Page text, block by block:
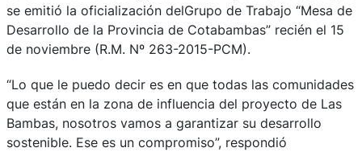
se emitió la oficialización delGrupo de Trabajo “Mesa de
Desarrollo de la Provincia de Cotabambas” recién el 15
de noviembre (R.M. Nº 263-2015-PCM).
“Lo que le puedo decir es en que todas las comunidades
que están en la zona de influencia del proyecto de Las
Bambas, nosotros vamos a garantizar su desarrollo
sostenible. Ese es un compromiso”, respondió